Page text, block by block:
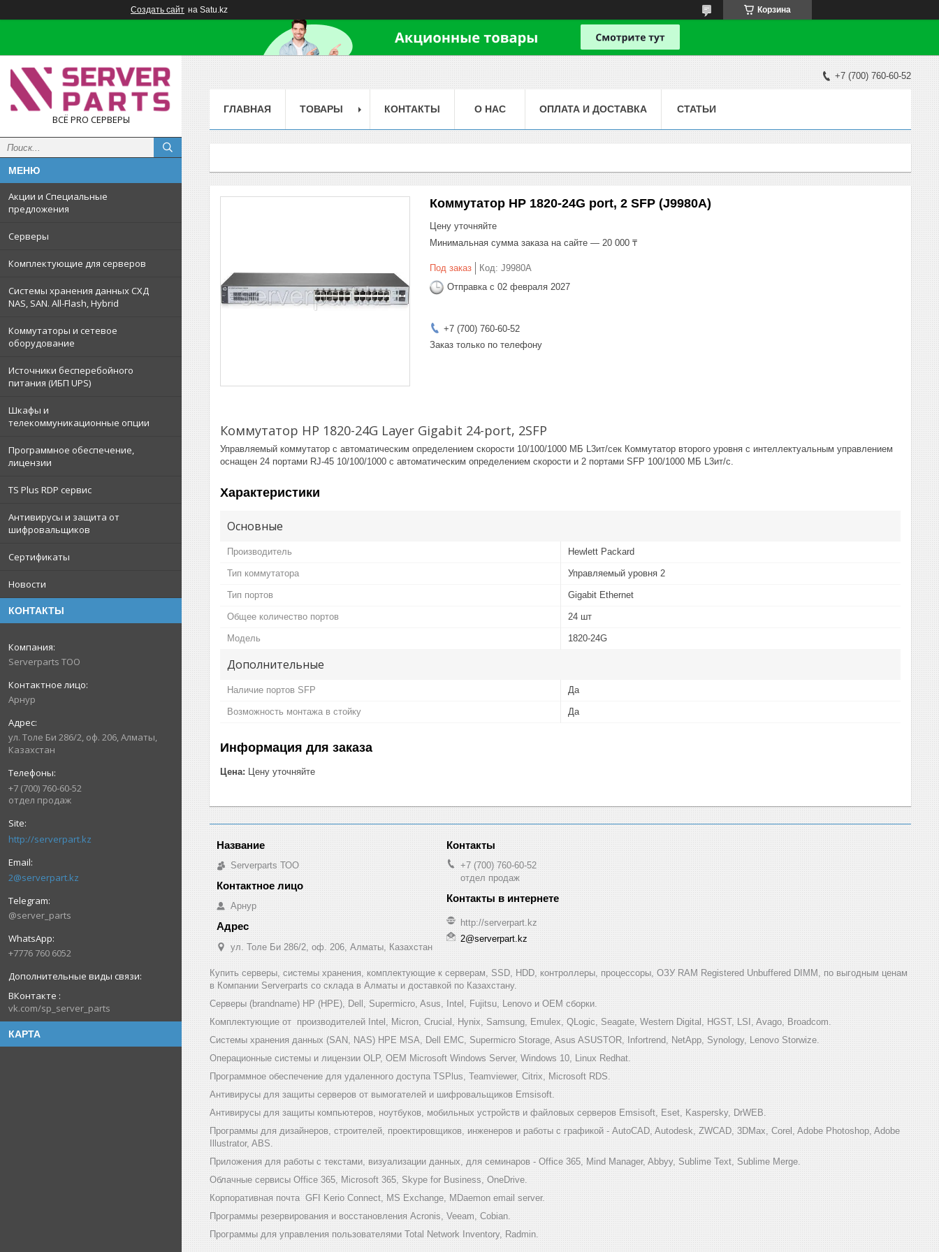
Создать сайт на Satu.kz Корзина
ВСЁ PRO СЕРВЕРЫ
Акции и Специальные
предложения
Серверы
Комплектующие для серверов
Системы хранения данных СХД
NAS, SAN. All-Flash, Hybrid
Коммутаторы и сетевое
оборудование
Источники бесперебойного
питания (ИБП UPS)
Шкафы и
телекоммуникационные опции
Программное обеспечение,
лицензии
TS Plus RDP сервис
Антивирусы и защита от
шифровальщиков
Сертификаты
Новости
КОНТАКТЫ
Serverparts ТОО
Арнур
ул. Толе Би 286/2, оф. 206, Алматы,
Казахстан
+7 (700) 760-60-52
отдел продаж
http://serverpart.kz
2@serverpart.kz
@server_parts
+7776 760 6052
ВКонтакте
vk.com/sp_server_parts
КАРТА
+7 (700) 760-60-52
ГЛАВНАЯ ТОВАРЫ КОНТАКТЫ О НАС ОПЛАТА И ДОСТАВКА СТАТЬИ
Коммутатор HP 1820-24G port, 2 SFP (J9980A)
Цену уточняйте
Минимальная сумма заказа на сайте — 20 000 ₸
Под заказ Код: J9980A
Отправка с 02 февраля 2027
+7 (700) 760-60-52
Заказ только по телефону
Коммутатор HP 1820-24G Layer Gigabit 24-port, 2SFP
Управляемый коммутатор с автоматическим определением скорости 10/100/1000 MБ L3ит/сек Коммутатор второго уровня с интеллектуальным управлением
оснащен 24 портами RJ-45 10/100/1000 с автоматическим определением скорости и 2 портами SFP 100/1000 MБ L3ит/с.
Характеристики
Основные
Производитель Hewlett Packard
Тип коммутатора Управляемый уровня 2
Тип портов Gigabit Ethernet
Общее количество портов 24 шт
Модель 1820-24G
Дополнительные
Наличие портов SFP Да
Возможность монтажа в стойку Да
Информация для заказа
Цена: Цену уточняйте
Serverparts ТОО
Арнур
ул. Толе Би 286/2, оф. 206, Алматы, Казахстан
+7 (700) 760-60-52
отдел продаж
http://serverpart.kz
2@serverpart.kz
Купить серверы, системы хранения, комплектующие к серверам, SSD, HDD, контроллеры, процессоры, ОЗУ RAM Registered Unbuffered DIMM, по выгодным ценам
в Компании Serverparts со склада в Алматы и доставкой по Казахстану.
Серверы (brandname) HP (HPE), Dell, Supermicro, Asus, Intel, Fujitsu, Lenovo и ОЕМ сборки.
Комплектующие от производителей Intel, Micron, Crucial, Hynix, Samsung, Emulex, QLogic, Seagate, Western Digital, HGST, LSI, Avago, Broadcom.
Системы хранения данных (SAN, NAS) HPE MSA, Dell EMC, Supermicro Storage, Asus ASUSTOR, Infortrend, NetApp, Synology, Lenovo Storwize.
Операционные системы и лицензии OLP, OEM Microsoft Windows Server, Windows 10, Linux Redhat.
Программное обеспечение для удаленного доступа TSPlus, Teamviewer, Citrix, Microsoft RDS.
Антивирусы для защиты серверов от вымогателей и шифровальщиков Emsisoft.
Антивирусы для защиты компьютеров, ноутбуков, мобильных устройств и файловых серверов Emsisoft, Eset, Kaspersky, DrWEB.
Программы для дизайнеров, строителей, проектировщиков, инженеров и работы с графикой - AutoCAD, Autodesk, ZWCAD, 3DMax, Corel, Adobe Photoshop, Adobe
Illustrator, ABS.
Приложения для работы с текстами, визуализации данных, для семинаров - Office 365, Mind Manager, Abbyy, Sublime Text, Sublime Merge.
Облачные сервисы Office 365, Microsoft 365, Skype for Business, OneDrive.
Корпоративная почта GFI Kerio Connect, MS Exchange, MDaemon email server.
Программы резервирования и восстановления Acronis, Veeam, Cobian.
Программы для управления пользователями Total Network Inventory, Radmin.